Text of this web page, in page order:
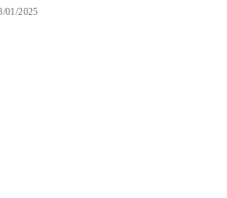
01/2025